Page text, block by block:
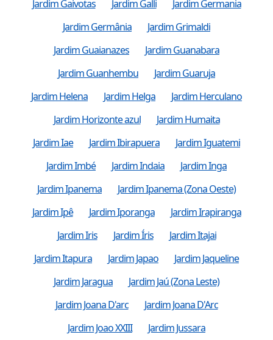
Jardim Gaivotas
Jardim Galli
Jardim Germania
Jardim Germânia
Jardim Grimaldi
Jardim Guaianazes
Jardim Guanabara
Jardim Guanhembu
Jardim Guaruja
Jardim Helena
Jardim Helga
Jardim Herculano
Jardim Horizonte azul
Jardim Humaita
Jardim Iae
Jardim Ibirapuera
Jardim Iguatemi
Jardim Imbé
Jardim Indaia
Jardim Inga
Jardim Ipanema
Jardim Ipanema (Zona Oeste)
Jardim Ipê
Jardim Iporanga
Jardim Irapiranga
Jardim Iris
Jardim Íris
Jardim Itajai
Jardim Itapura
Jardim Japao
Jardim Jaqueline
Jardim Jaragua
Jardim Jaú (Zona Leste)
Jardim Joana D'arc
Jardim Joana D'Arc
Jardim Joao XXIII
Jardim Jussara